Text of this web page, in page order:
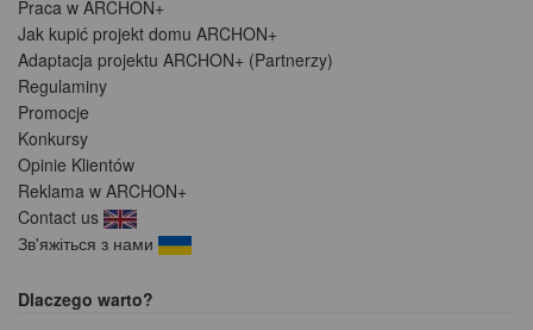
Praca w ARCHON+
Jak kupić projekt domu ARCHON+
Adaptacja projektu ARCHON+ (Partnerzy)
Regulaminy
Promocje
Konkursy
Opinie Klientów
Reklama w ARCHON+
Contact us
Зв'яжіться з нами
Dlaczego warto?